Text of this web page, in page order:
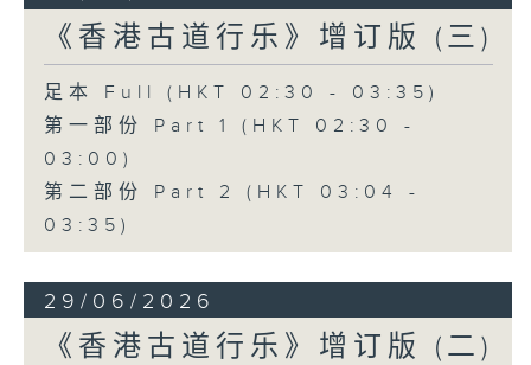
《香港古道行乐》增订版 (三)
足本 Full (HKT 02:30 - 03:35)
第一部份 Part 1 (HKT 02:30 -
03:00)
第二部份 Part 2 (HKT 03:04 -
03:35)
29/06/2026
《香港古道行乐》增订版 (二)